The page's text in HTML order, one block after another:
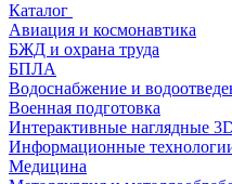
Каталог
Авиация и космонавтика
БЖД и охрана труда
БПЛА
Водоснабжение и
Военная подготовка
Интерактивные наглядные
Информационные
Медицина